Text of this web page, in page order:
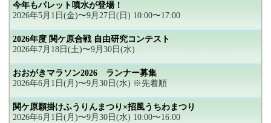
今年もパレット噴水が登場！
2026年5月1日(金)〜9月27日(日) 10:00〜17:00
2026年度 関ケ原合戦 自由研究コンテスト
2026年7月18日(土)〜9月30日(水)
おおがきマラソン2026 ランナー募集
2026年6月1日(月)〜9月30日(水) ※先着順
関ケ原願掛けふうりんまつり×招風うちわまつり
2026年6月1日(月)〜9月30日(水) 10:00〜16:00